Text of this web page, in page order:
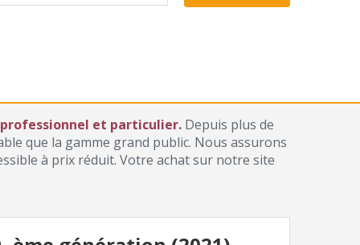
et particulier. Depuis plus de
que la gamme grand public. Nous assurons
à prix réduit. Votre achat sur notre site